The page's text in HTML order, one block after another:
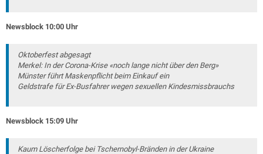
Newsblock 10:00 Uhr
Oktoberfest abgesagt
Merkel: In der Corona-Krise «noch lange nicht über den Berg»
Münster führt Maskenpflicht beim Einkauf ein
Geldstrafe für Ex-Busfahrer wegen sexuellen Kindesmissbrauchs
Newsblock 15:09 Uhr
Kaum Löscherfolge bei Tschernobyl-Bränden in der Ukraine